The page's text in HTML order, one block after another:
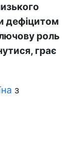
дефіцитом
роль
грає
з